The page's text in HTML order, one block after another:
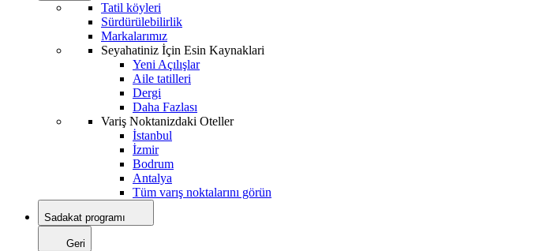
Tatil köyleri
Sürdürülebilirlik
Markalarımız
Seyahatiniz İçin Esin Kaynaklari
Yeni Açılışlar
Aile tatilleri
Dergi
Daha Fazlası
Variş Noktanizdaki Oteller
İstanbul
İzmir
Bodrum
Antalya
Tüm varış noktalarını görün
Sadakat programı
Geri